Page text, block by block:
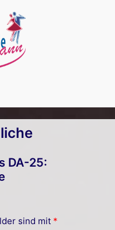
DA-25:
sind mit *